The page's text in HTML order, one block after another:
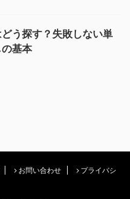
う探す？失敗しない単
基本
お問い合わせ
プライバシ